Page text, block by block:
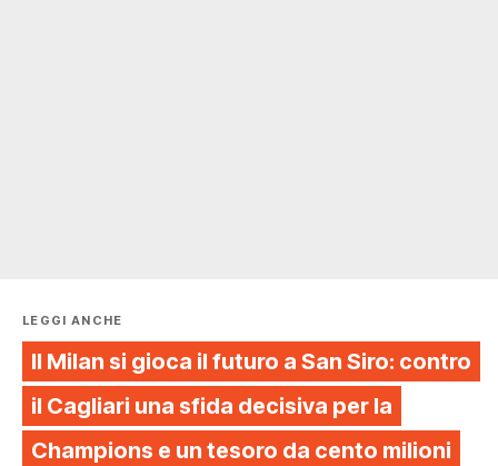
LEGGI ANCHE
Il Milan si gioca il futuro a San Siro: contro
il Cagliari una sfida decisiva per la
Champions e un tesoro da cento milioni